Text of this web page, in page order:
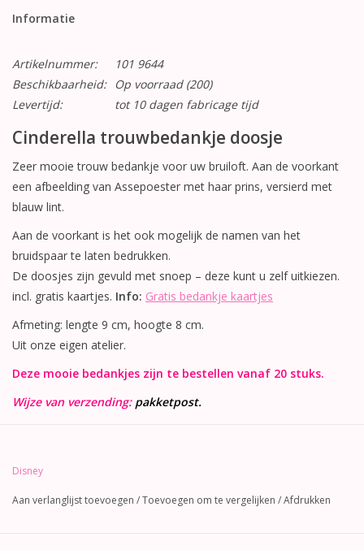
Informatie
Artikelnummer:
101 9644
Beschikbaarheid:
Op voorraad(200)
Levertijd:
tot 10 dagen fabricage tijd
Cinderella trouwbedankje doosje
Zeer mooie trouw bedankje voor uw bruiloft. Aan de voorkant
een afbeelding van Assepoester met haar prins, versierd met
blauw lint.
Aan de voorkant is het ook mogelijk de namen van het
bruidspaar te laten bedrukken.
De doosjes zijn gevuld met snoep – deze kunt u zelf uitkiezen.
incl. gratis kaartjes. Info: Gratis bedankje kaartjes
Afmeting: lengte 9 cm, hoogte 8 cm.
Uit onze eigen atelier.
Deze mooie bedankjes zijn te bestellen vanaf 20 stuks.
Wijze van verzending: pakketpost.
Disney
Aan verlanglijst toevoegen /Toevoegen om te vergelijken /Afdrukken